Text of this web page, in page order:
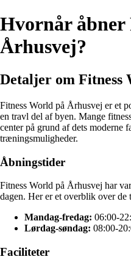
Hvornår åbner
Århusvej?
Detaljer om Fitness
Fitness World på Århusvej er et
en travl del af byen. Mange
center på grund af dets moderne
træningsmuligheder.
Åbningstider
Fitness World på Århusvej har
dagen. Her er et overblik over de
Mandag-fredag: 06:00-
Lørdag-søndag: 08:00-
Faciliteter